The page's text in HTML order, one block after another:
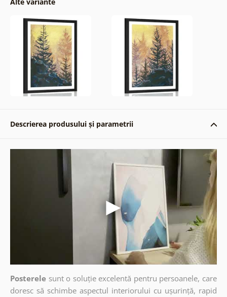
Descrierea produsului și parametrii
Posterele sunt o soluție excelentă pentru persoanele, care
doresc să schimbe aspectul interiorului cu ușurință, rapid